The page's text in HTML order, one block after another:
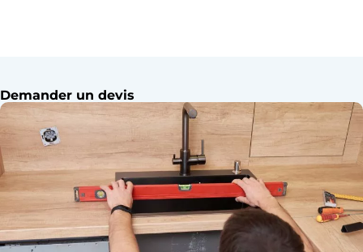
Demander un devis